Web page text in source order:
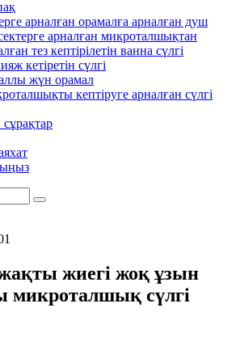
арналған орамалға арналған душ
арналған микроталшықтан
тез кептірілетін ванна сүлгі
кетіретін сүлгі
жүн орамал
кептіруге арналған сүлгі
жиегі жоқ ұзын
микроталшық сүлгі